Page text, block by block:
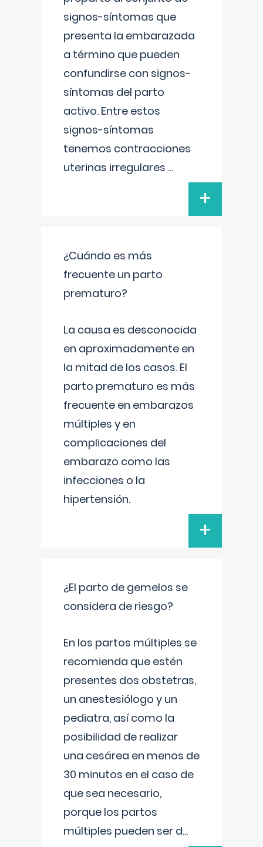
signos-síntomas que
presenta la embarazada
a término que pueden
confundirse con signos-
síntomas del parto
activo. Entre estos
signos-síntomas
tenemos contracciones
uterinas irregulares ...
+
¿Cuándo es más
frecuente un parto
prematuro?
La causa es desconocida
en aproximadamente en
la mitad de los casos. El
parto prematuro es más
frecuente en embarazos
múltiples y en
complicaciones del
embarazo como las
infecciones o la
hipertensión.
+
¿El parto de gemelos se
considera de riesgo?
En los partos múltiples se
recomienda que estén
presentes dos obstetras,
un anestesiólogo y un
pediatra, así como la
posibilidad de realizar
una cesárea en menos de
30 minutos en el caso de
que sea necesario,
porque los partos
múltiples pueden ser d...